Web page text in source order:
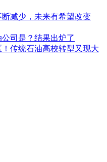
减少，未来有希望改变
司是？结果出炉了
传统石油高校转型又现大